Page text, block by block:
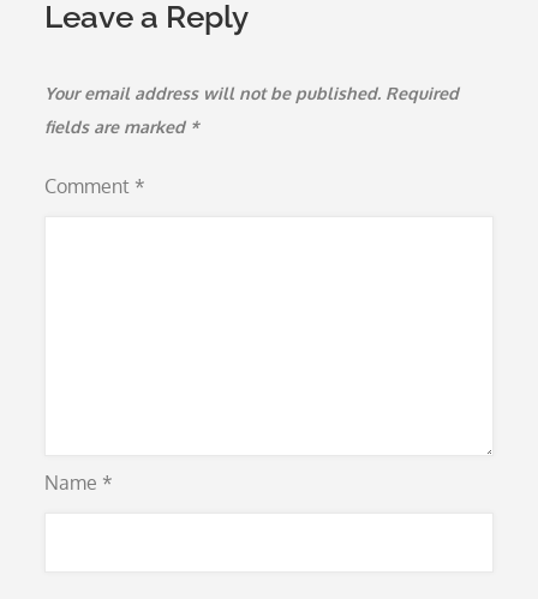
Leave a Reply
Your email address will not be published. Required
fields are marked *
Comment *
Name *